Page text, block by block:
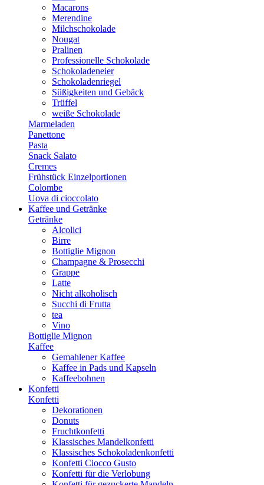
Macarons
Merendine
Milchschokolade
Nougat
Pralinen
Professionelle Schokolade
Schokoladeneier
Schokoladenriegel
Süßigkeiten und Gebäck
Trüffel
weiße Schokolade
Marmeladen
Panettone
Pasta
Snack Salato
Cremes
Frühstück Einzelportionen
Colombe
Uova di cioccolato
Kaffee und Getränke
Getränke
Alcolici
Birre
Bottiglie Mignon
Champagne & Prosecchi
Grappe
Latte
Nicht alkoholisch
Succhi di Frutta
tea
Vino
Bottiglie Mignon
Kaffee
Gemahlener Kaffee
Kaffee in Pads und Kapseln
Kaffeebohnen
Konfetti
Konfetti
Dekorationen
Donuts
Fruchtkonfetti
Klassisches Mandelkonfetti
Klassisches Schokoladenkonfetti
Konfetti Ciocco Gusto
Konfetti für die Verlobung